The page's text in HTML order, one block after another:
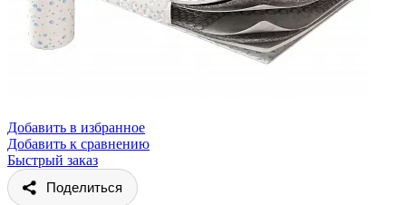
Добавить в избранное
Добавить к сравнению
Быстрый заказ
Поделиться